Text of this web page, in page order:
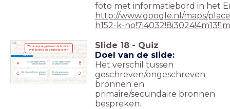
foto met informatiebord in het
http://www.google.nl/maps/
h152-k-
De religieuze problemen worden vooruit geschoven.
De religieuze problemen worden vooruit geschoven.
Wat kun je zeggen over de bronnen
over Berbice die je hebt bekeken?
Wij Vrouwen Eisen
Wat is juist?
A
Dit zijn ongeschreven,
primaire bronnen
B
Dit zijn ongeschreven,
secundaire bronnen
C
Dit zijn geschreven, primaire
bronnen
D
Dit zijn geschreven,
secundaire bronnen
Slide 18 - Quiz
Doel van de slide:
Het verschil tussen
geschreven/ongeschreven
bronnen en
primaire/secundaire bronnen
bespreken.